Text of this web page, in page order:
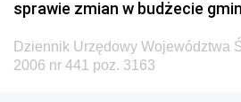
sprawie zmian w budżecie
Dziennik Urzędowy Województwa
2006 nr 441 poz. 3163